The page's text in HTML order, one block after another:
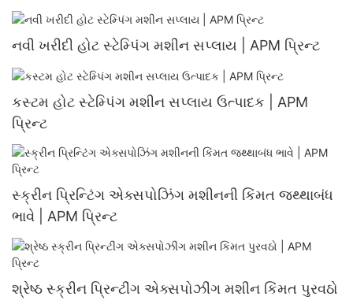
નવી ખરીદી હોટ સ્ટેમ્પિંગ મશીન સપ્લાય | APM પ્રિન્ટ
કસ્ટમ હોટ સ્ટેમ્પિંગ મશીન સપ્લાય ઉત્પાદક | APM
પ્રિન્ટ
સ્ક્રીન પ્રિન્ટિંગ એક્સપોઝિંગ મશીનની કિંમત જથ્થાબંધ
ભાવે | APM પ્રિન્ટ
શ્રેષ્ઠ સ્ક્રીન પ્રિન્ટીંગ એક્સપોઝીંગ મશીન કિંમત પુરવઠો